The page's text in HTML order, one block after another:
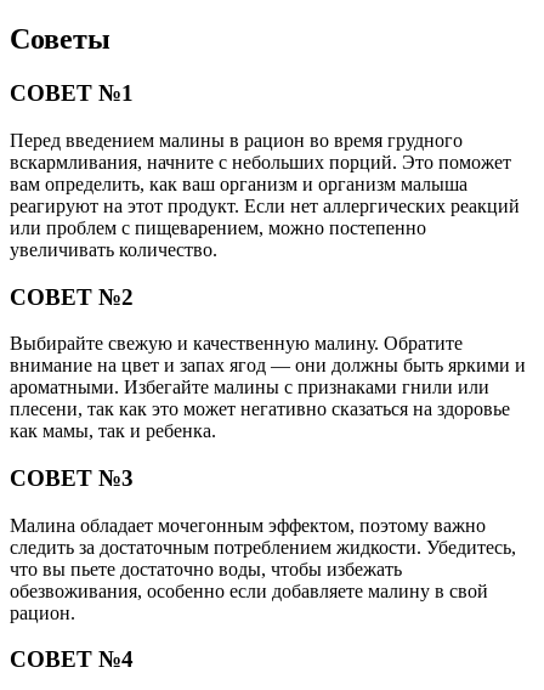
Советы
СОВЕТ №1
Перед введением малины в рацион во время грудного
вскармливания, начните с небольших порций. Это поможет
вам определить, как ваш организм и организм малыша
реагируют на этот продукт. Если нет аллергических реакций
или проблем с пищеварением, можно постепенно
увеличивать количество.
СОВЕТ №2
Выбирайте свежую и качественную малину. Обратите
внимание на цвет и запах ягод — они должны быть яркими и
ароматными. Избегайте малины с признаками гнили или
плесени, так как это может негативно сказаться на здоровье
как мамы, так и ребенка.
СОВЕТ №3
Малина обладает мочегонным эффектом, поэтому важно
следить за достаточным потреблением жидкости. Убедитесь,
что вы пьете достаточно воды, чтобы избежать
обезвоживания, особенно если добавляете малину в свой
рацион.
СОВЕТ №4